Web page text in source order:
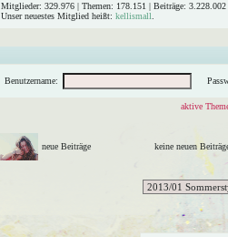
Mitglieder: 329.976 | Themen: 178.151 | Beiträge:
Unser neuestes Mitglied heißt: kellismall
Benutzername:
aktive
neue Beiträge keine neuen